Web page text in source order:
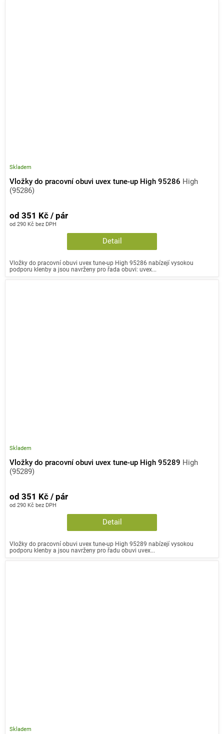
Vložky do pracovní obuvi uvex tune-up High 95286 High
(95286)
Skladem
od 290 Kč bez DPH
od 351 Kč / pár
Detail
Vložky do pracovní obuvi uvex tune-up High 95286 nabízejí vysokou
podporu klenby a jsou navrženy pro řada obuvi: uvex...
Vložky do pracovní obuvi uvex tune-up High 95289 High
(95289)
Skladem
od 290 Kč bez DPH
od 351 Kč / pár
Detail
Vložky do pracovní obuvi uvex tune-up High 95289 nabízejí vysokou
podporu klenby a jsou navrženy pro řadu obuvi uvex...
Skladem